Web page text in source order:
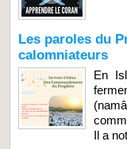
Les paroles du
calomniateurs
En
Il a